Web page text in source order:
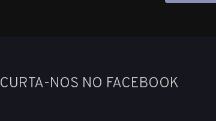
CURTA-NOS NO FACEBOOK